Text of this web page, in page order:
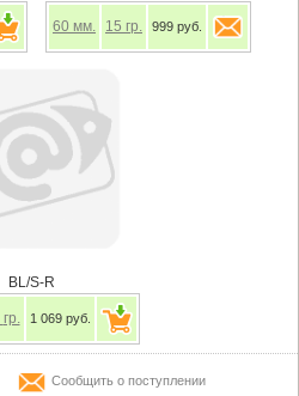
60 мм. 15 гр. 999 руб.
BL/S-R
гр. 1 069 руб.
Сообщить о поступлении